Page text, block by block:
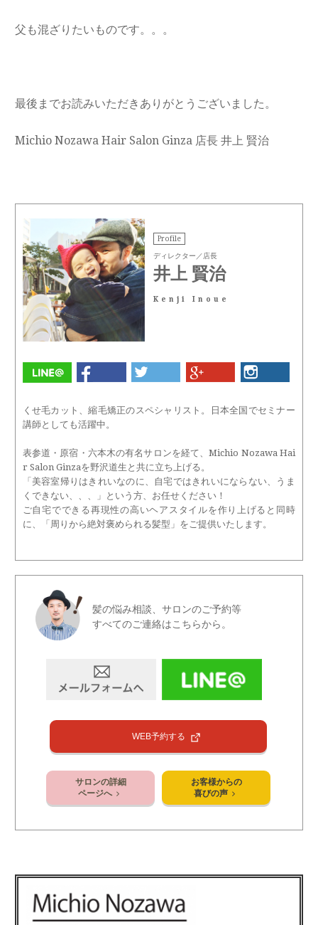
父も混ざりたいものです。。。
最後までお読みいただきありがとうございました。
Michio Nozawa Hair Salon Ginza 店長 井上 賢治
Profile
ディレクター／店長
井上 賢治
Kenji Inoue
くせ毛カット、縮毛矯正のスペシャリスト。日本全国でセミナー
講師としても活躍中。
表参道・原宿・六本木の有名サロンを経て、Michio Nozawa Hai
r Salon Ginzaを野沢道生と共に立ち上げる。
「美容室帰りはきれいなのに、自宅ではきれいにならない、うま
くできない、、、」という方、お任せください！
ご自宅でできる再現性の高いヘアスタイルを作り上げると同時
に、「周りから絶対褒められる髪型」をご提供いたします。
髪の悩み相談、サロンのご予約等
すべてのご連絡はこちらから。
WEB予約する
サロンの詳細
ページへ
お客様からの
喜びの声